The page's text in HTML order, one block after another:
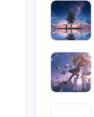
日常2 生活